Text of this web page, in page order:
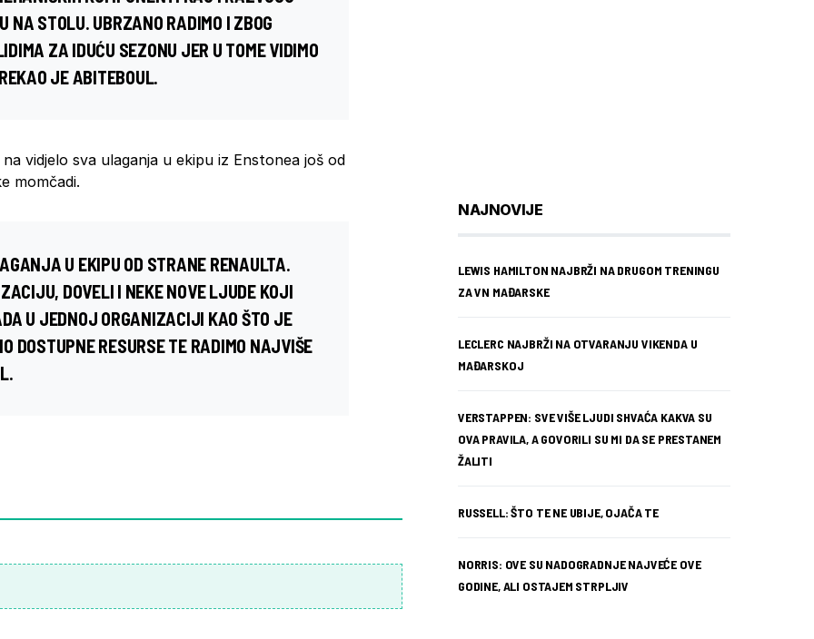
NA STOLU. UBRZANO RADIMO I ZBOG
ZA IDUĆU SEZONU JER U TOME VIDIMO
JE ABITEBOUL.
vidjelo sva ulaganja u ekipu iz Enstonea još od
momčadi.
U EKIPU OD STRANE RENAULTA.
DOVELI I NEKE NOVE LJUDE KOJI
U JEDNOJ ORGANIZACIJI KAO ŠTO JE
DOSTUPNE RESURSE TE RADIMO NAJVIŠE
NAJNOVIJE
LEWIS HAMILTON NAJBRŽI NA DRUGOM TRENINGU
ZA VN MAĐARSKE
LECLERC NAJBRŽI NA OTVARANJU VIKENDA U
MAĐARSKOJ
VERSTAPPEN: SVE VIŠE LJUDI SHVAĆA KAKVA SU
OVA PRAVILA, A GOVORILI SU MI DA SE PRESTANEM
ŽALITI
RUSSELL: ŠTO TE NE UBIJE, OJAČA TE
NORRIS: OVE SU NADOGRADNJE NAJVEĆE OVE
GODINE, ALI OSTAJEM STRPLJIV